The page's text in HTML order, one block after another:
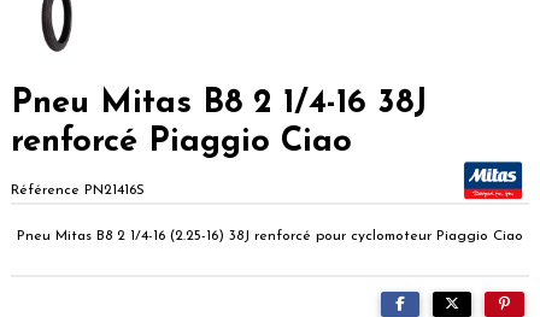
Pneu Mitas B8 2 1/4-16 38J
renforcé Piaggio Ciao
Référence PN21416S
Pneu Mitas B8 2 1/4-16 (2.25-16) 38J renforcé pour cyclomoteur Piaggio Ciao